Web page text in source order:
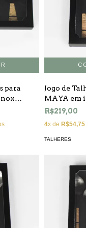
para
4 peças
Jogo de
MAYA em
rattan - 2
R$219,00
4x de R$54,75
TALHERES